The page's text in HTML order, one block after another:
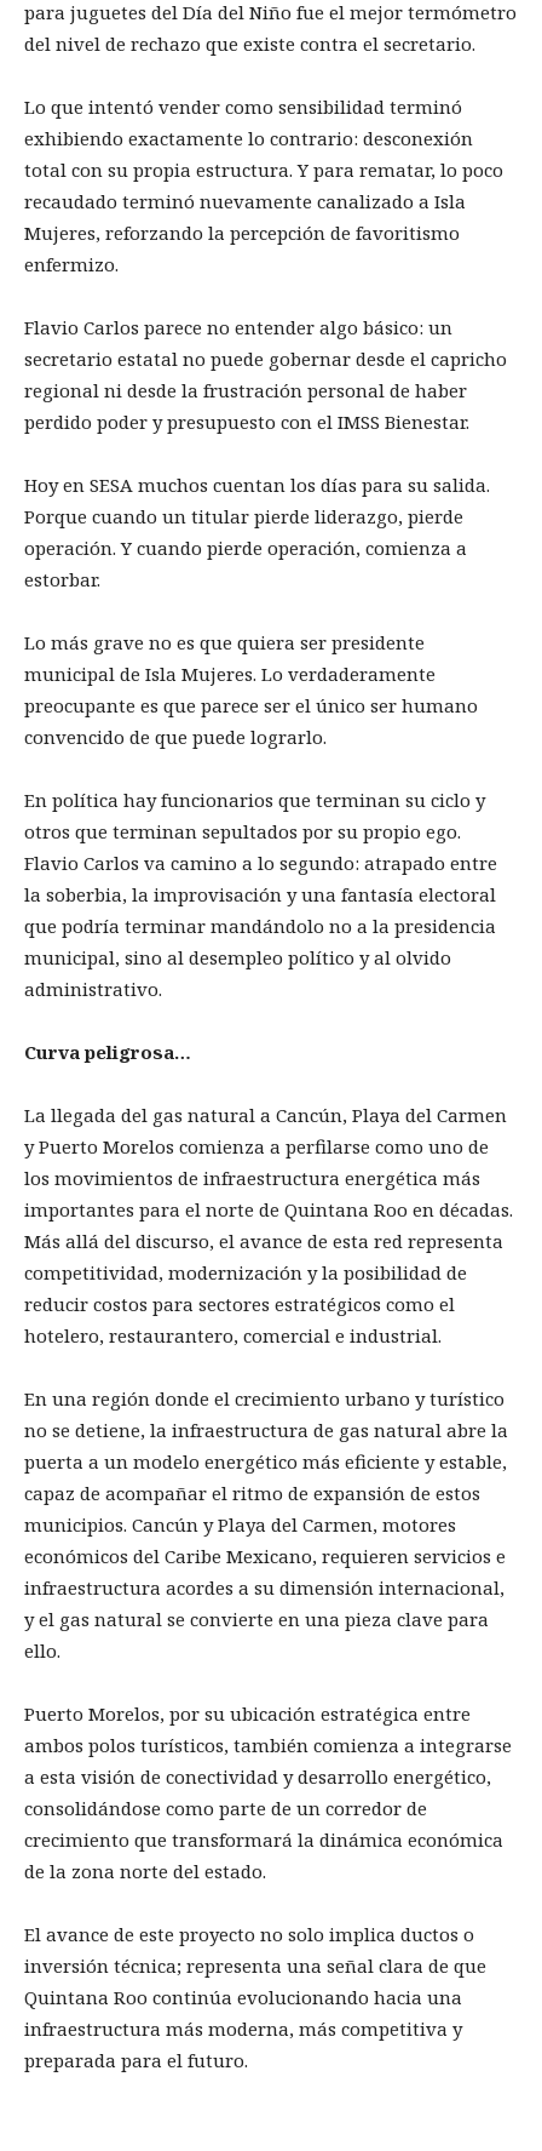
para juguetes del Día del Niño fue el mejor termómetro
del nivel de rechazo que existe contra el secretario.
Lo que intentó vender como sensibilidad terminó
exhibiendo exactamente lo contrario: desconexión
total con su propia estructura. Y para rematar, lo poco
recaudado terminó nuevamente canalizado a Isla
Mujeres, reforzando la percepción de favoritismo
enfermizo.
Flavio Carlos parece no entender algo básico: un
secretario estatal no puede gobernar desde el capricho
regional ni desde la frustración personal de haber
perdido poder y presupuesto con el IMSS Bienestar.
Hoy en SESA muchos cuentan los días para su salida.
Porque cuando un titular pierde liderazgo, pierde
operación. Y cuando pierde operación, comienza a
estorbar.
Lo más grave no es que quiera ser presidente
municipal de Isla Mujeres. Lo verdaderamente
preocupante es que parece ser el único ser humano
convencido de que puede lograrlo.
En política hay funcionarios que terminan su ciclo y
otros que terminan sepultados por su propio ego.
Flavio Carlos va camino a lo segundo: atrapado entre
la soberbia, la improvisación y una fantasía electoral
que podría terminar mandándolo no a la presidencia
municipal, sino al desempleo político y al olvido
administrativo.
Curva peligrosa…
La llegada del gas natural a Cancún, Playa del Carmen
y Puerto Morelos comienza a perfilarse como uno de
los movimientos de infraestructura energética más
importantes para el norte de Quintana Roo en décadas.
Más allá del discurso, el avance de esta red representa
competitividad, modernización y la posibilidad de
reducir costos para sectores estratégicos como el
hotelero, restaurantero, comercial e industrial.
En una región donde el crecimiento urbano y turístico
no se detiene, la infraestructura de gas natural abre la
puerta a un modelo energético más eficiente y estable,
capaz de acompañar el ritmo de expansión de estos
municipios. Cancún y Playa del Carmen, motores
económicos del Caribe Mexicano, requieren servicios e
infraestructura acordes a su dimensión internacional,
y el gas natural se convierte en una pieza clave para
ello.
Puerto Morelos, por su ubicación estratégica entre
ambos polos turísticos, también comienza a integrarse
a esta visión de conectividad y desarrollo energético,
consolidándose como parte de un corredor de
crecimiento que transformará la dinámica económica
de la zona norte del estado.
El avance de este proyecto no solo implica ductos o
inversión técnica; representa una señal clara de que
Quintana Roo continúa evolucionando hacia una
infraestructura más moderna, más competitiva y
preparada para el futuro.